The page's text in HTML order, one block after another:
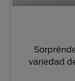
variedad